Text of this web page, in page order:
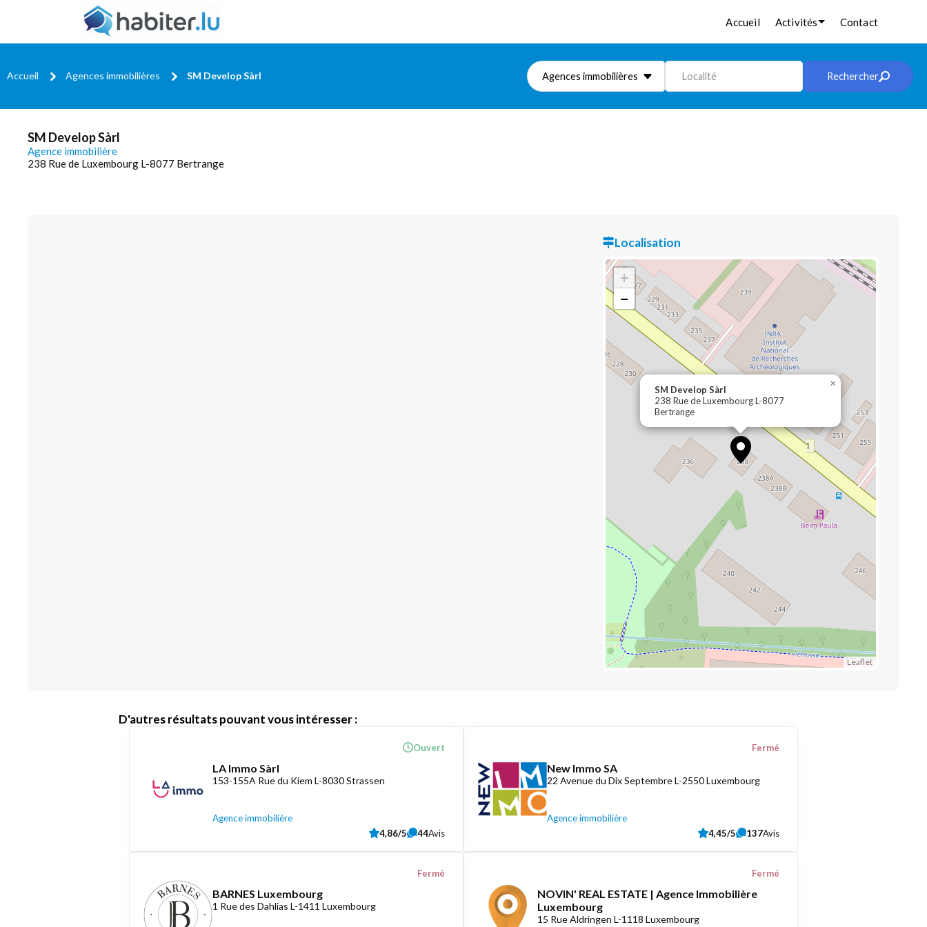
Accueil Activités Contact
Accueil Agences immobilières SM Develop Sàrl Agences immobilières Localité Rechercher
SM Develop Sàrl
Agence immobilière
238 Rue de Luxembourg L-8077 Bertrange
Localisation
SM Develop Sàrl
238 Rue de Luxembourg L-8077
Bertrange
×
+
−
Leaflet
D'autres résultats pouvant vous intéresser :
LA Immo Sàrl
153-155A Rue du Kiem L-8030 Strassen
Agence immobilière
Ouvert
4,86/5 44Avis
New Immo SA
22 Avenue du Dix Septembre L-2550 Luxembourg
Agence immobilière
Fermé
4,45/5 137Avis
BARNES Luxembourg
1 Rue des Dahlias L-1411 Luxembourg
Fermé
NOVIN' REAL ESTATE | Agence Immobilière
Luxembourg
15 Rue Aldringen L-1118 Luxembourg
Fermé